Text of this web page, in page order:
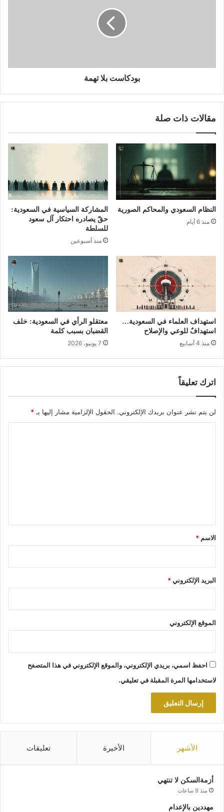
بودكاست بلا تهمة
مقالات ذات صلة
النظام السعودي والمحاكم الصورية
منذ 6 أيام
المشاركة السياسية في السعودية:
حقّ يصادره احتكار آل سعود
للسلطة
منذ أسبوعين
استهداف العلماء في السعودية…
استهدافٌ للوعي والإصلاح
منذ 4 أسابيع
معتقلو الرأي في السعودية: خلف
القضبان بسبب كلمة
7 يونيو، 2026
اترك تعليقاً
لن يتم نشر عنوان بريدك الإلكتروني. الحقول الإلزامية مشار إليها بـ*
*
الاسم *
البريد الإلكتروني*
الموقع الإلكتروني
احفظ اسمي، بريدي الإلكتروني، والموقع الإلكتروني في هذا المتصفح
لاستخدامها المرة المقبلة في تعليقي.
الأشهر الأخيرة تعليقات
أزمةالسكن لا تنتهي
منذ 9 ساعات
مهددين بالإعدام